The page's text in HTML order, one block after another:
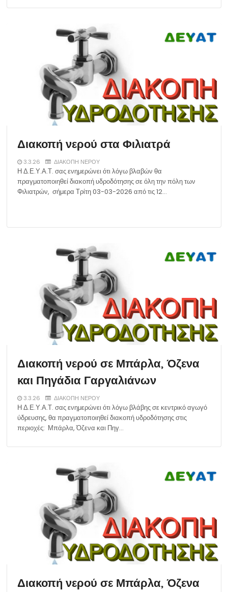
Διακοπή νερού στα Φιλιατρά
3.3.26 ΔΙΑΚΟΠΗ ΝΕΡΟΥ
Η Δ.Ε.Υ.Α.Τ. σας ενημερώνει ότι λόγω βλαβών θα
πραγματοποιηθεί διακοπή υδροδότησης σε όλη την πόλη των
Φιλιατρών, σήμερα Τρίτη 03-03-2026 από τις 12…
Διακοπή νερού σε Μπάρλα, Όζενα
και Πηγάδια Γαργαλιάνων
3.3.26 ΔΙΑΚΟΠΗ ΝΕΡΟΥ
Η Δ.Ε.Υ.Α.Τ. σας ενημερώνει ότι λόγω βλάβης σε κεντρικό αγωγό
ύδρευσης, θα πραγματοποιηθεί διακοπή υδροδότησης στις
περιοχές: Μπάρλα, Όζενα και Πηγ…
Διακοπή νερού σε Μπάρλα, Όζενα